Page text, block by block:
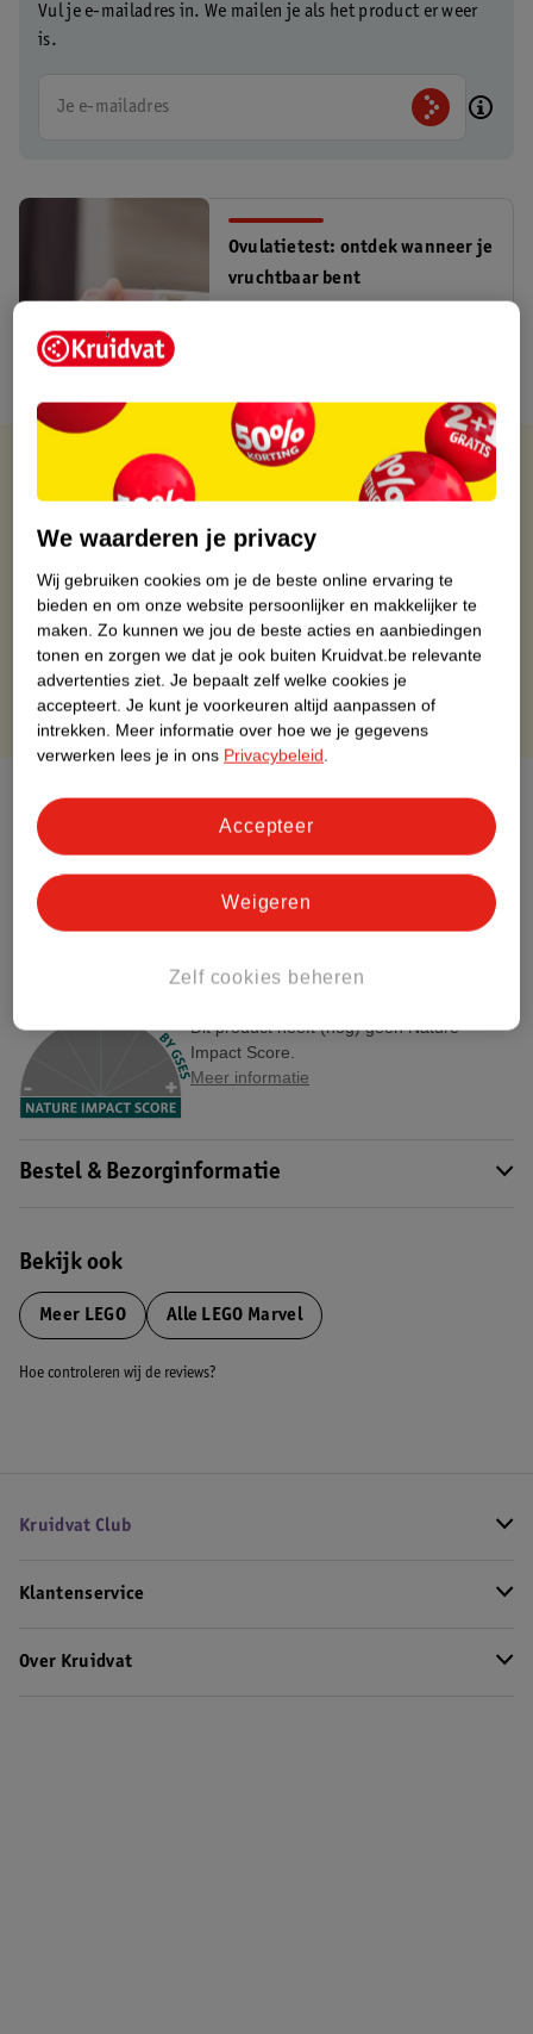
Vul je e-mailadres in. We mailen je als het product er weer
is.
Je e-mailadres
Ovulatietest: ontdek wanneer je
vruchtbaar bent
Kruidvat is altijd voordelig
Gratis ophalen in de winkel
Op werkdagen voor 22:00 uur besteld, volgende dag in huis
Gratis thuisbezorgd vanaf 50.00
Gratis retourneren binnen 30 dagen
Gratis punten met je Kruidvat kaart
Over dit product
Productinformatie
Etiketinformatie
Nature Impact Score
Dit product heeft (nog) geen Nature
Impact Score.
Meer informatie
Bestel & Bezorginformatie
Bekijk ook
Meer LEGO Alle LEGO Marvel
Hoe controleren wij de reviews?
Kruidvat Club
Klantenservice
Over Kruidvat
We waarderen je privacy
Wij gebruiken cookies om je de beste online ervaring te
bieden en om onze website persoonlijker en makkelijker te
maken. Zo kunnen we jou de beste acties en aanbiedingen
tonen en zorgen we dat je ook buiten Kruidvat.be relevante
advertenties ziet. Je bepaalt zelf welke cookies je
accepteert. Je kunt je voorkeuren altijd aanpassen of
intrekken. Meer informatie over hoe we je gegevens
verwerken lees je in ons Privacybeleid.
Zelf cookies beheren
Weigeren
Accepteer